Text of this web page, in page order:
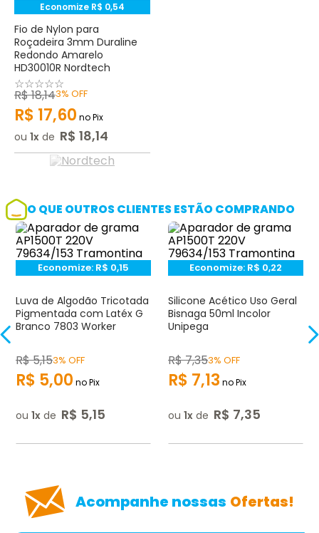
Economize R$ 0,54
Fio de Nylon para
Roçadeira 3mm Duraline
Redondo Amarelo
HD30010R Nordtech
☆☆☆☆☆
R$18,143% OFF
R$ 17,60 no Pix
ou 1 de R$ 18,14
O QUE OUTROS CLIENTES ESTÃO COMPRANDO
Economize: R$ 0,15
Luva de Algodão Tricotada
Pigmentada com Latéx G
Branco 7803 Worker
R$5,153% OFF
R$ 5,00 no Pix
ou 1 de R$ 5,15
Economize: R$ 0,22
Silicone Acético Uso Geral
Bisnaga 50ml Incolor
Unipega
R$7,353% OFF
R$ 7,13 no Pix
ou 1 de R$ 7,35
Acompanhe nossas Ofertas!